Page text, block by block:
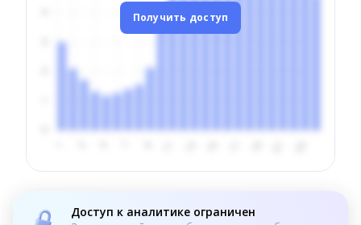
Получить доступ
Доступ к аналитике ограничен